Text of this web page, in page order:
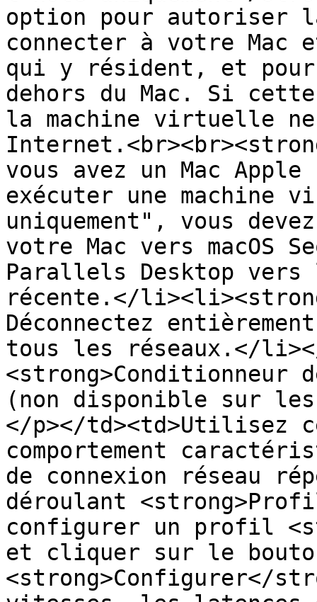
option pour autoriser
connecter à votre Mac
qui y résident, et
dehors du Mac. Si
la machine virtuelle
vous avez un Mac
exécuter une machine
uniquement", vous
votre Mac vers macOS
Parallels Desktop
récente.</
Déconnectez
tous les réseaux.</
<strong>Conditionneur
(non disponible sur les
</p></td><td>Utilisez
comportement
de connexion réseau
déroulant
configurer un profil
et cliquer sur le
<strong>Configurer</